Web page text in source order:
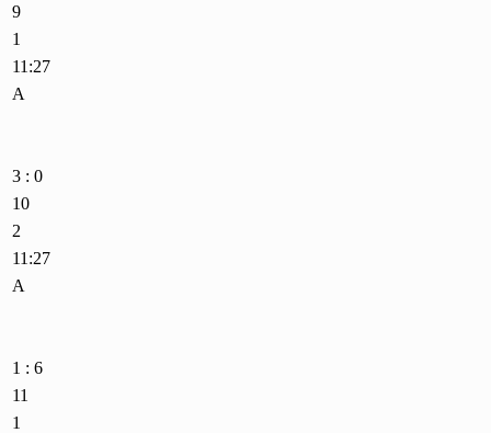
9
1
11:27
A
3 : 0
10
2
11:27
A
1 : 6
11
1